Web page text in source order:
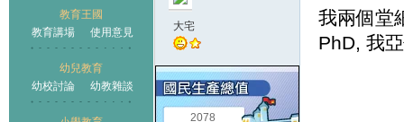
教育王國
教育講場
使用意見
幼兒教育
幼校討論
幼教雜談 王國
大宅
2078
我兩個堂
PhD, 我